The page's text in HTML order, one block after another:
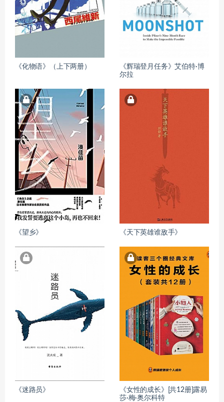
《化物语》（上下两册）
《辉瑞登月任务》艾伯特·博
尔拉
《望乡》 《天下英雄谁敌手》
《迷路员》
《女性的成长》[共12册]露易
莎·梅·奥尔科特